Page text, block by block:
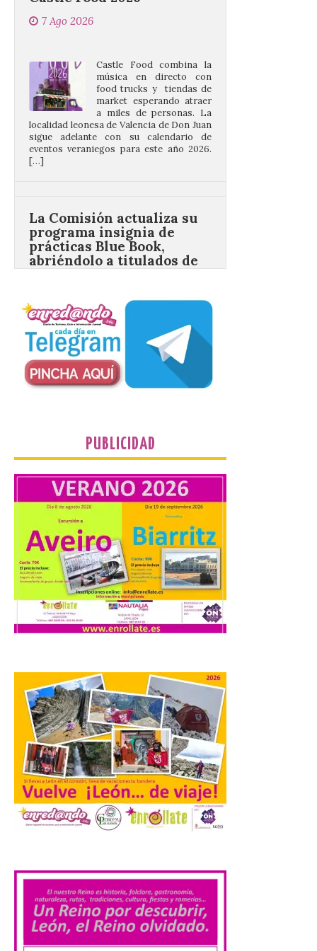
market esperando atraer
a miles de personas. La
localidad leonesa de Valencia de Don Juan
sigue adelante con su calendario de
eventos veraniegos para este año 2026.
[…]
abriéndolo a titulados de
EFP
6 Ago 2026
Las solicitudes estarán
abiertas del 22 de julio al 4
de septiembre de 2026.
Bruselas, 6 de agosto de
2026.- La Comisión
Europea ha actualizado las normas de su
programa de prácticas, estableciendo un
marco único modernizado que hace que el
Despega el primer avión
velocidad gratuito de
Starlink
6 Ago 2026
Iberia se convierte en la
primera aerolínea
española en ofrecer wifi a
bordo de Starlink, la
constelación de satélites
más avanzada del mundo, desarrollada
por SpaceX. La incorporación de esta
La Junta promueve la
contratación temporal de
jóvenes desempleados
para la realización de
obras y servicios de
interés general y social
con más de 8,7 millones de
euros de inversión
Industria, Universidades,
Empleo y Comercio
destina 8,75 millones de
euros al programa JOVEL
2026, cofinanciado por el Fondo Social
PUBLICIDAD